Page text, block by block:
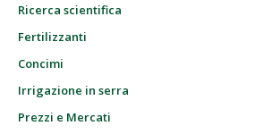
Ricerca scientifica
Fertilizzanti
Concimi
Irrigazione in serra
Prezzi e Mercati